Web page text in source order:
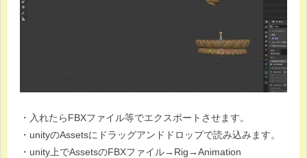
・入れたらFBXファイル等でエクスポートさせます。
・unityのAssetsにドラッグアンドドロップで読み込みます。
・unity上でAssetsのFBXファイル→Rig→Animation